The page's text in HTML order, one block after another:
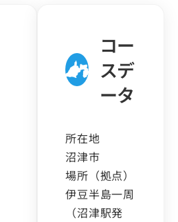
コー
スデ
ータ
所在地
沼津市
場所（拠点）
伊豆半島一周
（沼津駅発